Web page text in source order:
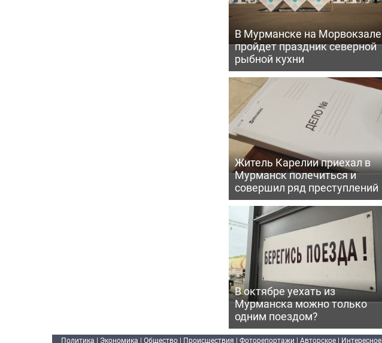
В Мурманске на Морвокзале
пройдет праздник северной
рыбной кухни
Житель Карелии приехал в
Мурманск полечиться и
совершил ряд преступлений
В октябре уехать из
Мурманска можно только
одним поездом?
Политика | Экономика | Общество | Происшествия | Фоторепортажи | Авторское | Интересное